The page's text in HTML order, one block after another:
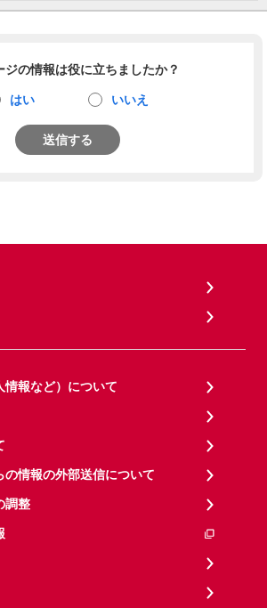
ジの情報は役に立ちましたか？
はい いいえ
送信する
情報など）について
の情報の外部送信について
調整